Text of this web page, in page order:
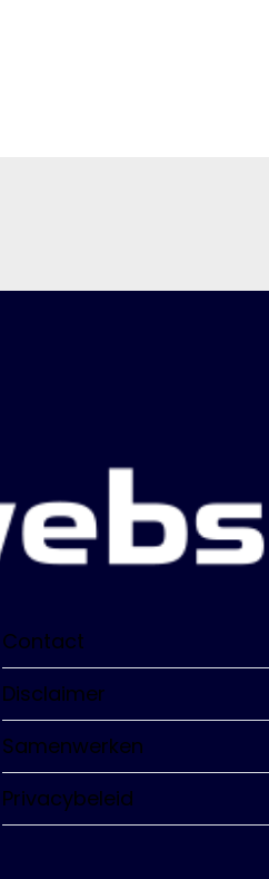
Contact
Disclaimer
Samenwerken
Privacybeleid